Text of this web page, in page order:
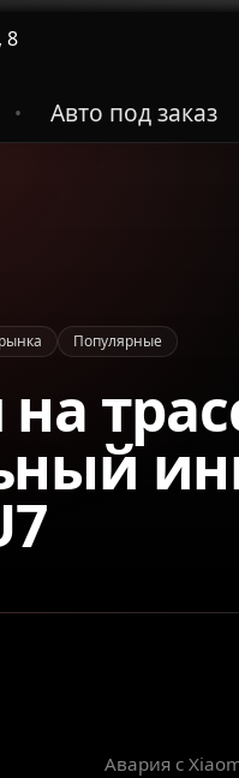
8
• Авто под заказ
Популярные
на
Авария с